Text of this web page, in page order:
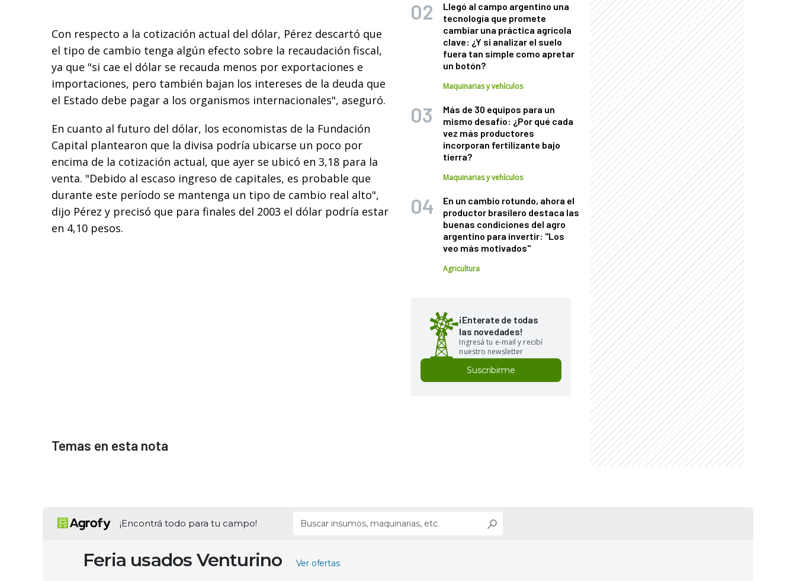
Con respecto a la cotización actual del dólar, Pérez descartó que
el tipo de cambio tenga algún efecto sobre la recaudación fiscal,
ya que "si cae el dólar se recauda menos por exportaciones e
importaciones, pero también bajan los intereses de la deuda que
el Estado debe pagar a los organismos internacionales", aseguró.
En cuanto al futuro del dólar, los economistas de la Fundación
Capital plantearon que la divisa podría ubicarse un poco por
encima de la cotización actual, que ayer se ubicó en 3,18 para la
venta. "Debido al escaso ingreso de capitales, es probable que
durante este período se mantenga un tipo de cambio real alto",
dijo Pérez y precisó que para finales del 2003 el dólar podría estar
en 4,10 pesos.
Llegó al campo argentino una
tecnología que promete
cambiar una práctica agrícola
clave: ¿Y si analizar el suelo
fuera tan simple como apretar
un botón?
Maquinarias y vehículos
Más de 30 equipos para un
mismo desafío: ¿Por qué cada
vez más productores
incorporan fertilizante bajo
tierra?
Maquinarias y vehículos
En un cambio rotundo, ahora el
productor brasilero destaca las
buenas condiciones del agro
argentino para invertir: "Los
veo más motivados"
Agricultura
¡Enterate de todas
las novedades!
Ingresá tu e-mail y recibí
nuestro newsletter
Suscribirme
Temas en esta nota
¡Encontrá todo para tu campo!
Feria usados Venturino Ver ofertas